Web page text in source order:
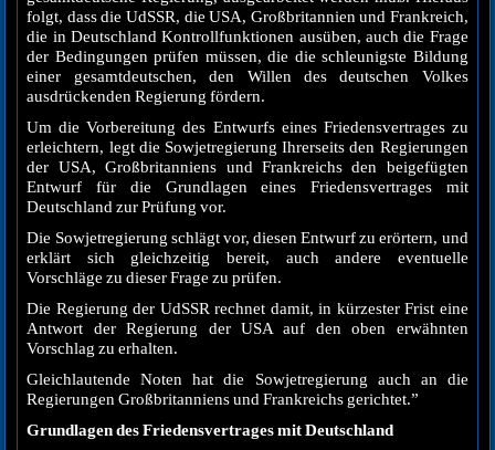
folgt, dass die UdSSR, die USA, Großbritannien und Frankreich,
die in Deutschland Kontrollfunktionen ausüben, auch die Frage
der Bedingungen prüfen müssen, die die schleunigste Bildung
einer gesamtdeutschen, den Willen des deutschen Volkes
ausdrückenden Regierung fördern.
Um die Vorbereitung des Entwurfs eines Friedensvertrages zu
erleichtern, legt die Sowjetregierung Ihrerseits den Regierungen
der USA, Großbritanniens und Frankreichs den beigefügten
Entwurf für die Grundlagen eines Friedensvertrages mit
Deutschland zur Prüfung vor.
Die Sowjetregierung schlägt vor, diesen Entwurf zu erörtern, und
erklärt sich gleichzeitig bereit, auch andere eventuelle
Vorschläge zu dieser Frage zu prüfen.
Die Regierung der UdSSR rechnet damit, in kürzester Frist eine
Antwort der Regierung der USA auf den oben erwähnten
Vorschlag zu erhalten.
Gleichlautende Noten hat die Sowjetregierung auch an die
Regierungen Großbritanniens und Frankreichs gerichtet.”
Grundlagen des Friedensvertrages mit Deutschland